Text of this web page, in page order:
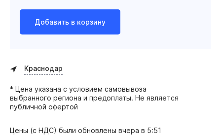
Добавить в корзину
Краснодар
* Цена указана с условием самовывоза
выбранного региона и предоплаты. Не является
публичной офертой
Цены (с НДС) были обновлены вчера в 5:51